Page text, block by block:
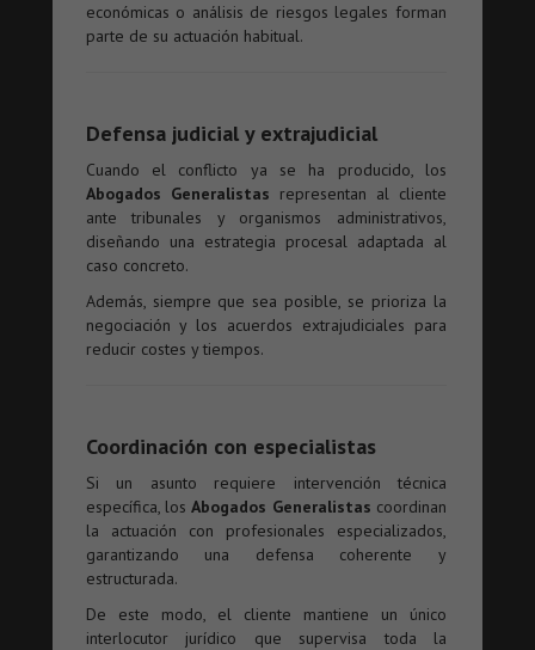
económicas o análisis de riesgos legales forman
parte de su actuación habitual.
Defensa judicial y extrajudicial
Cuando el conflicto ya se ha producido, los
Abogados Generalistas representan al cliente
ante tribunales y organismos administrativos,
diseñando una estrategia procesal adaptada al
caso concreto.
Además, siempre que sea posible, se prioriza la
negociación y los acuerdos extrajudiciales para
reducir costes y tiempos.
Coordinación con especialistas
Si un asunto requiere intervención técnica
específica, losAbogados Generalistas coordinan
la actuación con profesionales especializados,
garantizando una defensa coherente y
estructurada.
De este modo, el cliente mantiene un único
interlocutor jurídico que supervisa toda la